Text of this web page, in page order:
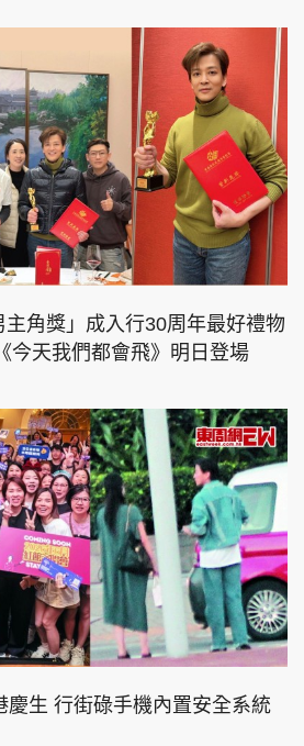
主角獎」成入行30周年最好禮物
今天我們都會飛》明日登場
慶生 行街碌手機內置安全系統